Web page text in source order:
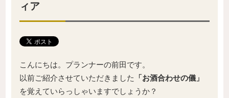
ィア
こんにちは。プランナーの前田です。
以前ご紹介させていただきました
「お酒合わせの儀」
を覚えていらっしゃいますでしょうか？